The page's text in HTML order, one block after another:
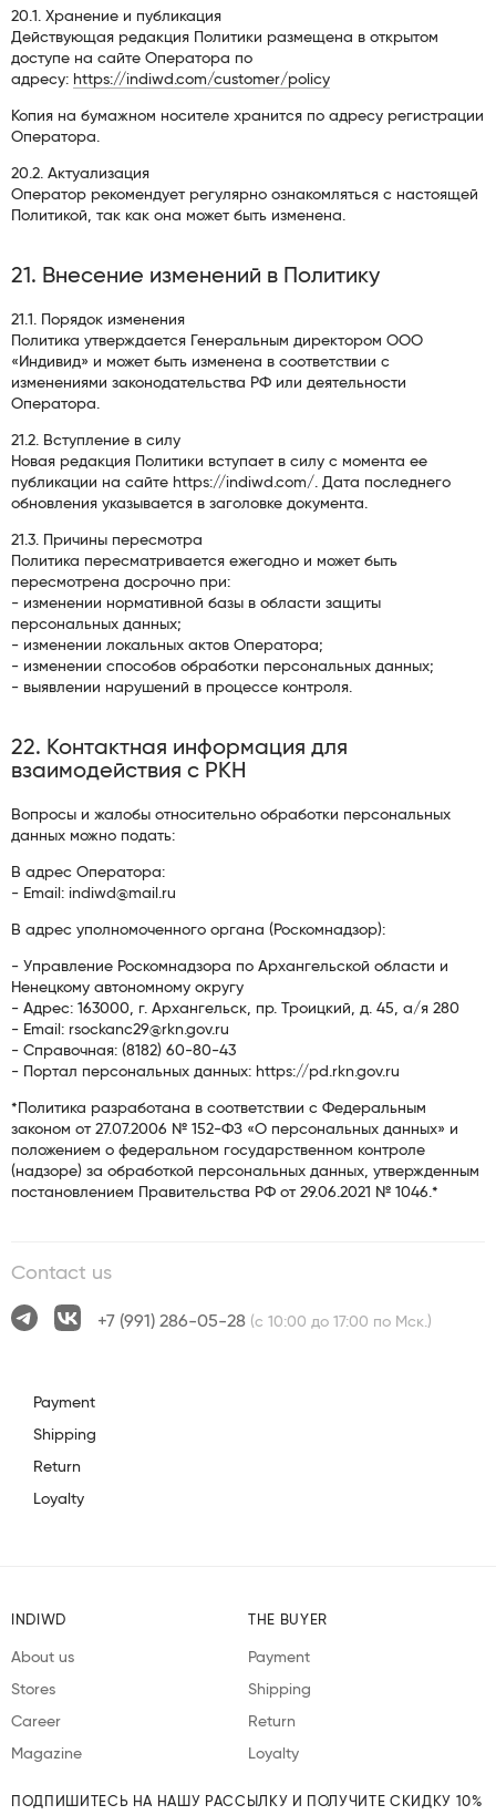
Payment
Shipping
Return
Loyalty
20.1. Хранение и публикация
Действующая редакция Политики размещена в открытом
доступе на сайте Оператора по
адресу: https://indiwd.com/customer/policy
Копия на бумажном носителе хранится по адресу регистрации
Оператора.
20.2. Актуализация
Оператор рекомендует регулярно ознакомляться с настоящей
Политикой, так как она может быть изменена.
21. Внесение изменений в Политику
21.1. Порядок изменения
Политика утверждается Генеральным директором ООО
«Индивид» и может быть изменена в соответствии с
изменениями законодательства РФ или деятельности
Оператора.
21.2. Вступление в силу
Новая редакция Политики вступает в силу с момента ее
публикации на сайте https://indiwd.com/. Дата последнего
обновления указывается в заголовке документа.
21.3. Причины пересмотра
Политика пересматривается ежегодно и может быть
пересмотрена досрочно при:
- изменении нормативной базы в области защиты
персональных данных;
- изменении локальных актов Оператора;
- изменении способов обработки персональных данных;
- выявлении нарушений в процессе контроля.
22. Контактная информация для
взаимодействия с РКН
Вопросы и жалобы относительно обработки персональных
данных можно подать:
В адрес Оператора:
- Email: indiwd@mail.ru
В адрес уполномоченного органа (Роскомнадзор):
- Управление Роскомнадзора по Архангельской области и
Ненецкому автономному округу
- Адрес: 163000, г. Архангельск, пр. Троицкий, д. 45, а/я 280
- Email: rsockanc29@rkn.gov.ru
- Справочная: (8182) 60-80-43
- Портал персональных данных: https://pd.rkn.gov.ru
*Политика разработана в соответствии с Федеральным
законом от 27.07.2006 № 152-ФЗ «О персональных данных» и
положением о федеральном государственном контроле
(надзоре) за обработкой персональных данных, утвержденным
постановлением Правительства РФ от 29.06.2021 № 1046.*
Contact us
+7 (991) 286-05-28 (с 10:00 до 17:00 по Мск.)
INDIWD
About us
Stores
Career
Magazine
THE BUYER
Payment
Shipping
Return
Loyalty
ПОДПИШИТЕСЬ НА НАШУ РАССЫЛКУ И ПОЛУЧИТЕ СКИДКУ 10%